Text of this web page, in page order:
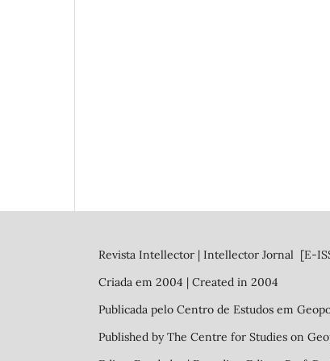
Revista Intellector | Intellector Jornal [E-
Criada em 2004 | Created in 2004
Publicada pelo Centro de Estudos em
Published by The Centre for Studies on